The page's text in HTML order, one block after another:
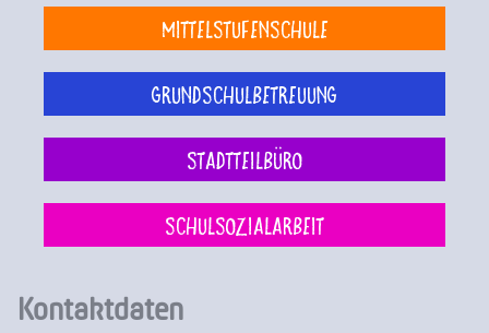
Mittelstufenschule
Grundschulbetreuung
Stadtteilbüro
Schulsozialarbeit
Kontaktdaten